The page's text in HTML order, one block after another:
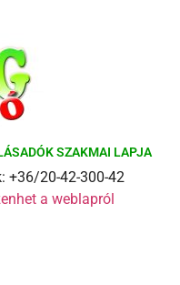
SZAKMAI LAPJA
+36/20-42-300-42
a weblapról